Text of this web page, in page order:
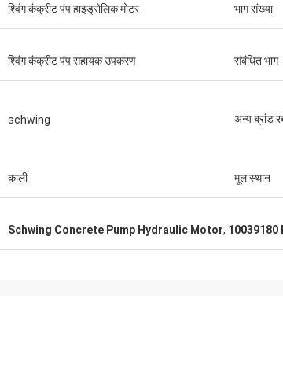
श्विंग कंक्रीट पंप हाइड्रोलिक मोटर भाग संख्या
श्विंग कंक्रीट पंप सहायक उपकरण संबंधित भाग
schwing अन्य ब्रांड
काली मूल स्थान
Schwing Concrete Pump Hydraulic Motor,